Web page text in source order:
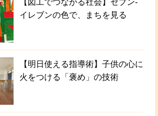
イレブンの色で、まちを見る
【明日使える指導術】子供の心に
火をつける「褒め」の技術